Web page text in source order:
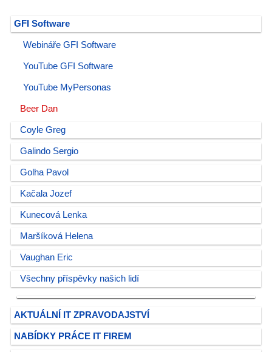
GFI Software
Webináře GFI Software
YouTube GFI Software
YouTube MyPersonas
Beer Dan
Coyle Greg
Galindo Sergio
Golha Pavol
Kačala Jozef
Kunecová Lenka
Maršíková Helena
Vaughan Eric
Všechny příspěvky našich lidí
AKTUÁLNÍ IT ZPRAVODAJSTVÍ
NABÍDKY PRÁCE IT FIREM